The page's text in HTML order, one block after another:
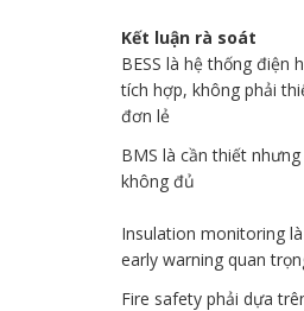
Kết luận rà soát
BESS là hệ thống điện
tích hợp, không phải
đơn lẻ
BMS là cần thiết nhưng
không đủ
Insulation monitoring
early warning quan
Fire safety phải dựa